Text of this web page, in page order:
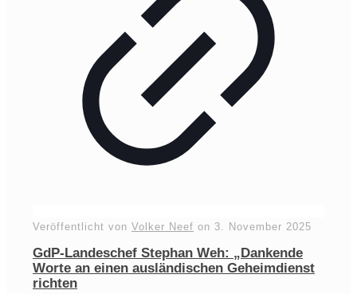
Veröffentlicht von Volker Neef on 3. November 2025
GdP-Landeschef Stephan Weh: „Dankende
Worte an einen ausländischen Geheimdienst
richten